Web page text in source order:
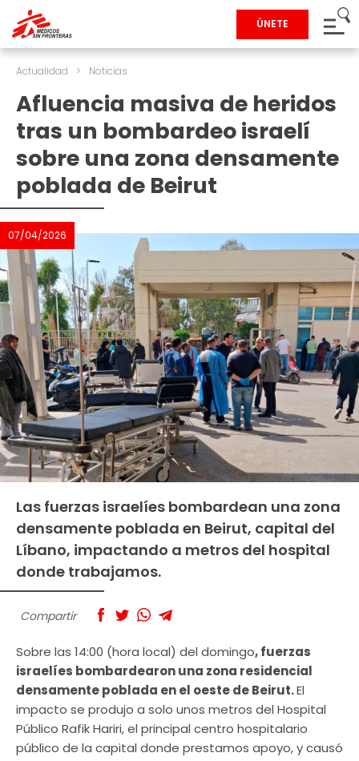
ÚNETE
Actualidad > Noticias
Afluencia masiva de heridos
tras un bombardeo israelí
sobre una zona densamente
poblada de Beirut
07/04/2026
Las fuerzas israelíes bombardean una zona
densamente poblada en Beirut, capital del
Líbano, impactando a metros del hospital
donde trabajamos.
Compartir
Sobre las 14:00 (hora local) del domingo, fuerzas
israelíes bombardearon una zona residencial
densamente poblada en el oeste de Beirut.El
impacto se produjo a solo unos metros del Hospital
Público Rafik Hariri, el principal centro hospitalario
público de la capital donde prestamos apoyo, y causó